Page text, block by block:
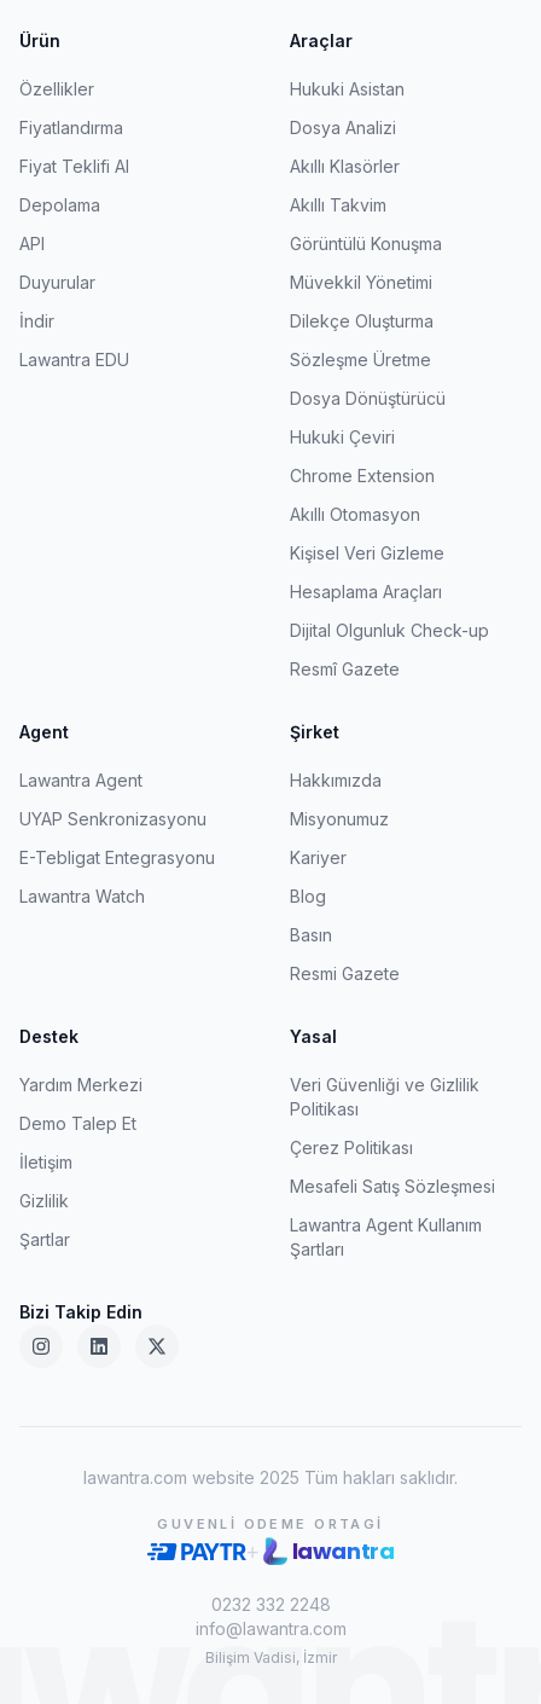
Ürün
Özellikler
Fiyatlandırma
Fiyat Teklifi Al
Depolama
API
Duyurular
İndir
Lawantra EDU
Araçlar
Hukuki Asistan
Dosya Analizi
Akıllı Klasörler
Akıllı Takvim
Görüntülü Konuşma
Müvekkil Yönetimi
Dilekçe Oluşturma
Sözleşme Üretme
Dosya Dönüştürücü
Hukuki Çeviri
Chrome Extension
Akıllı Otomasyon
Kişisel Veri Gizleme
Hesaplama Araçları
Dijital Olgunluk Check-up
Resmî Gazete
Agent
Lawantra Agent
UYAP Senkronizasyonu
E-Tebligat Entegrasyonu
Lawantra Watch
Şirket
Hakkımızda
Misyonumuz
Kariyer
Blog
Basın
Resmi Gazete
Destek
Yardım Merkezi
Demo Talep Et
İletişim
Gizlilik
Şartlar
Yasal
Veri Güvenliği ve Gizlilik
Politikası
Çerez Politikası
Mesafeli Satış Sözleşmesi
Lawantra Agent Kullanım
Şartları
Bizi Takip Edin
lawantra.com website 2025 Tüm hakları saklıdır.
GUVENLI ODEME ORTAGI
+ lawantra
0232 332 2248
info@lawantra.com
Bilişim Vadisi, İzmir